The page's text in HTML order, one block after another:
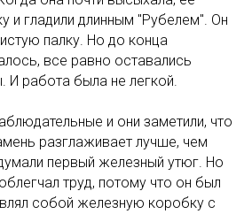
и гладили длинным "Рубелем". Он
палку. Но до конца
все равно оставались
И работа была не легкой.
и они заметили, что
разглаживает лучше, чем
первый железный утюг. Но
труд, потому что он был
собой железную коробку с